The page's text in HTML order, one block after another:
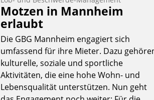
auswirft. Eine intuitive Dialogführung
ermöglicht dem externen Serviceteam,
Anrufe von Mietenden zügiger und
effizienter zu bearbeiten.
Nadja Hußmann
Motzen in Mannheim
erlaubt
Die GBG Mannheim engagiert sich
umfassend für ihre Mieter. Dazu
kulturelle, soziale und sportliche
Aktivitäten, die eine hohe Wohn- und
Lebensqualität unterstützen. Nun geht